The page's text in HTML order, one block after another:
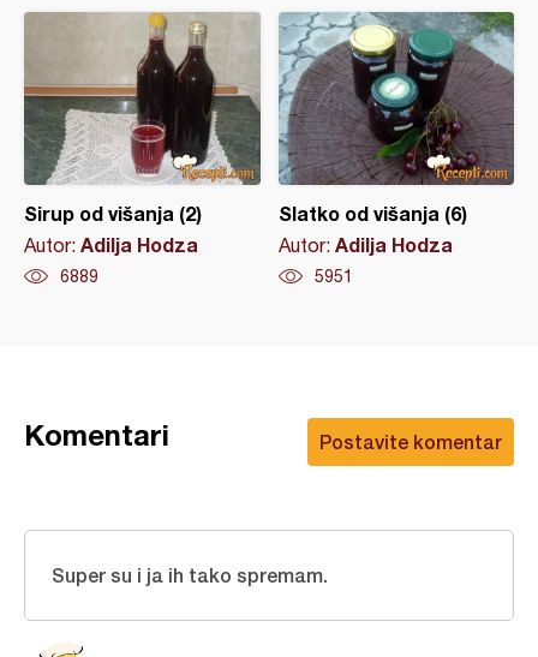
Sirup od višanja (2)
Autor: Adilja Hodza
6889
Slatko od višanja (6)
Autor: Adilja Hodza
5951
Postavite komentar
Komentari
Super su i ja ih tako spremam.